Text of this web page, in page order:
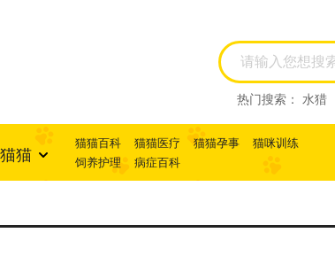
热门搜索： 水猎
西尼
阿比西尼
寻回犬
猫猫 猫猫百科 猫猫医疗 猫猫孕事
猫咪训练
饲养护理
病症百科